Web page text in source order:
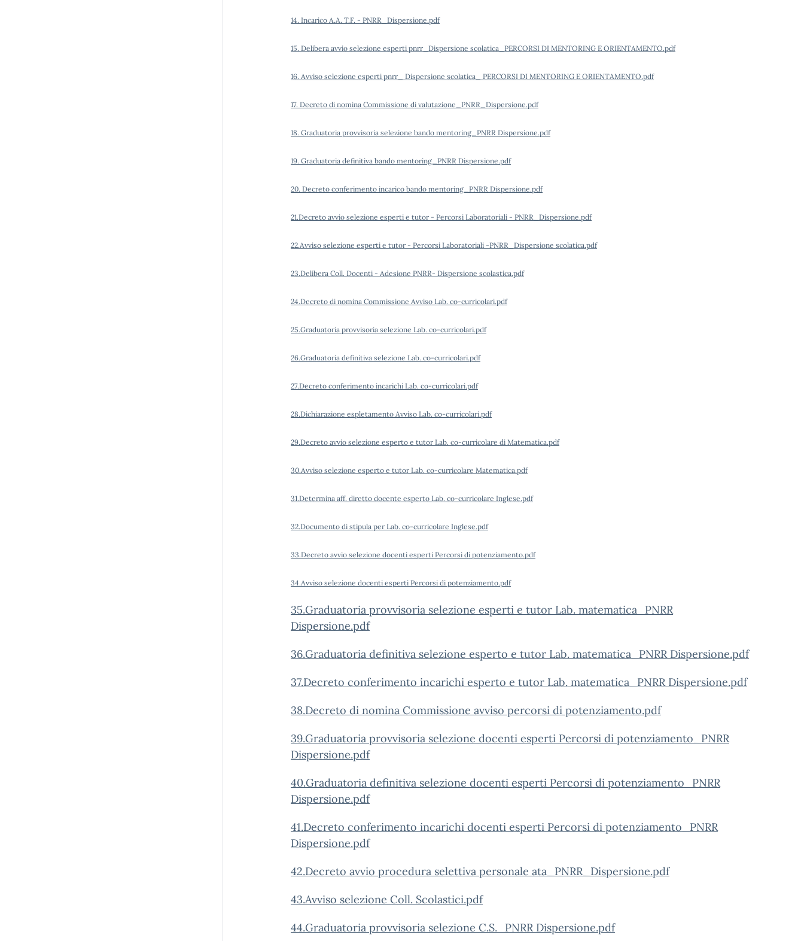
14. Incarico A.A. T.F. - PNRR_Dispersione.pdf
15. Delibera avvio selezione esperti pnrr_Dispersione scolatica_PERCORSI DI MENTORING E ORIENTAMENTO.pdf
16. Avviso selezione esperti pnrr_ Dispersione scolatica_ PERCORSI DI MENTORING E ORIENTAMENTO.pdf
17. Decreto di nomina Commissione di valutazione_PNRR_Dispersione.pdf
18. Graduatoria provvisoria selezione bando mentoring_PNRR Dispersione.pdf
19. Graduatoria definitiva bando mentoring_PNRR Dispersione.pdf
20. Decreto conferimento incarico bando mentoring_PNRR Dispersione.pdf
21.Decreto avvio selezione esperti e tutor - Percorsi Laboratoriali - PNRR_Dispersione.pdf
22.Avviso selezione esperti e tutor - Percorsi Laboratoriali -PNRR_Dispersione scolatica.pdf
23.Delibera Coll. Docenti - Adesione PNRR- Dispersione scolastica.pdf
24.Decreto di nomina Commissione Avviso Lab. co-curricolari.pdf
25.Graduatoria provvisoria selezione Lab. co-curricolari.pdf
26.Graduatoria definitiva selezione Lab. co-curricolari.pdf
27.Decreto conferimento incarichi Lab. co-curricolari.pdf
28.Dichiarazione espletamento Avviso Lab. co-curricolari.pdf
29.Decreto avvio selezione esperto e tutor Lab. co-curricolare di Matematica.pdf
30.Avviso selezione esperto e tutor Lab. co-curricolare Matematica.pdf
31.Determina aff. diretto docente esperto Lab. co-curricolare Inglese.pdf
32.Documento di stipula per Lab. co-curricolare Inglese.pdf
33.Decreto avvio selezione docenti esperti Percorsi di potenziamento.pdf
34.Avviso selezione docenti esperti Percorsi di potenziamento.pdf
35.Graduatoria provvisoria selezione esperti e tutor Lab. matematica_PNRR
Dispersione.pdf
36.Graduatoria definitiva selezione esperto e tutor Lab. matematica_PNRR Dispersione.pdf
37.Decreto conferimento incarichi esperto e tutor Lab. matematica_PNRR Dispersione.pdf
38.Decreto di nomina Commissione avviso percorsi di potenziamento.pdf
39.Graduatoria provvisoria selezione docenti esperti Percorsi di potenziamento_PNRR
Dispersione.pdf
40.Graduatoria definitiva selezione docenti esperti Percorsi di potenziamento_PNRR
Dispersione.pdf
41.Decreto conferimento incarichi docenti esperti Percorsi di potenziamento_PNRR
Dispersione.pdf
42.Decreto avvio procedura selettiva personale ata_PNRR_Dispersione.pdf
43.Avviso selezione Coll. Scolastici.pdf
44.Graduatoria provvisoria selezione C.S._PNRR Dispersione.pdf